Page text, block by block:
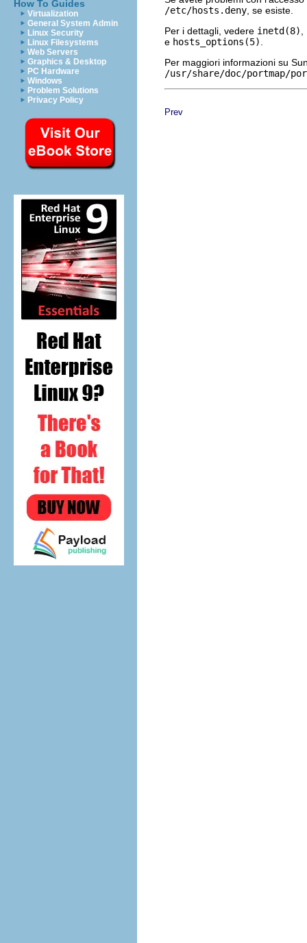
How To Guides
Virtualization
General System Admin
Linux Security
Linux Filesystems
Web Servers
Graphics & Desktop
PC Hardware
Windows
Problem Solutions
Privacy Policy
/etc/hosts.deny , se esiste.
Per i dettagli, vedere inetd(8)
e hosts_options(5)
Per maggiori informazioni su
/usr/share/doc/portmap/
Prev